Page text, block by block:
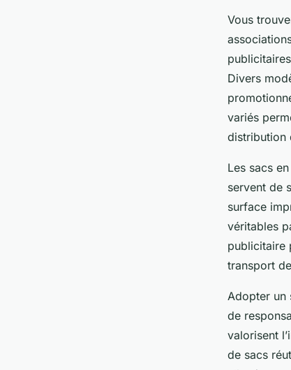
Vous
Divers
variés
distribution
Les sacs
servent de
surface
véritables
publicitaire
transport
Adopter un
de
valorisent
de sacs